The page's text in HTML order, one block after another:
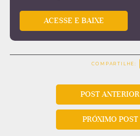
ACESSE E BAIXE
COMPARTILHE:
POST ANTERIOR
PRÓXIMO POST